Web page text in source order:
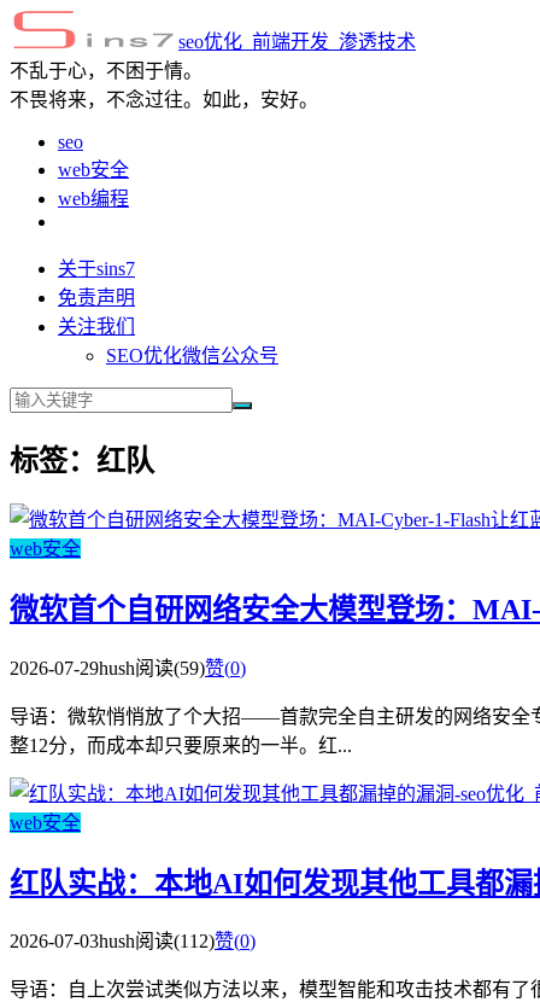
seo优化_前端开发_渗透技术
不乱于心，不困于情。
不畏将来，不念过往。如此，安好。
seo
web安全
web编程
关于sins7
免责声明
关注我们
SEO优化微信公众号
标签：红队
web安全
微软首个自研网络安全大模型登场：
2026-07-29hush阅读(59)赞(0)
导语：微软悄悄放了个大招——首款完全自主研发的网络安全
整12分，而成本却只要原来的一半。红...
web安全
红队实战：本地AI如何发现其他工具都
2026-07-03hush阅读(112)赞(0)
导语：自上次尝试类似方法以来，模型智能和攻击技术都有